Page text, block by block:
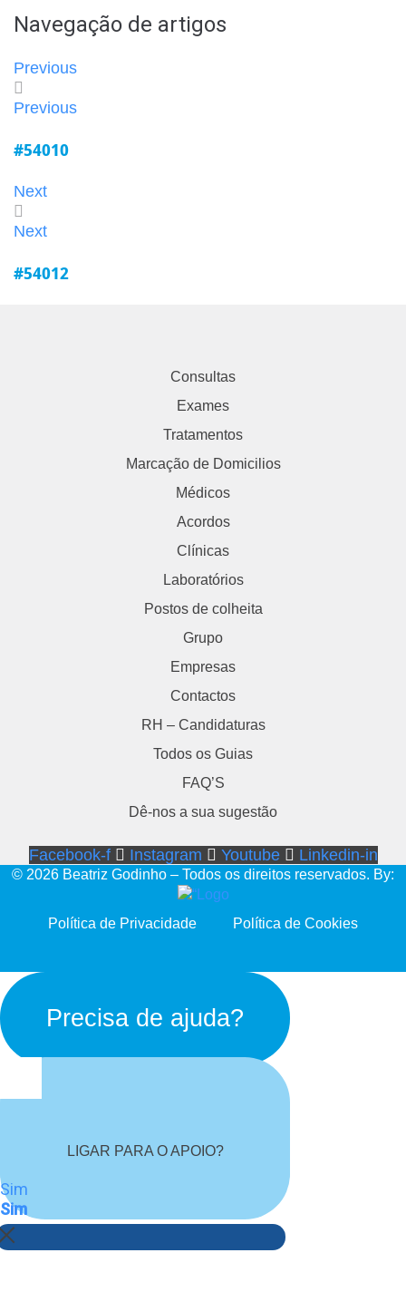
Navegação de artigos
Previous
Previous
#54010
Next
Next
#54012
Consultas
Exames
Tratamentos
Marcação de Domicilios
Médicos
Acordos
Clínicas
Laboratórios
Postos de colheita
Grupo
Empresas
Contactos
RH – Candidaturas
Todos os Guias
FAQ’S
Dê-nos a sua sugestão
Facebook-f Instagram Youtube Linkedin-in
© 2026 Beatriz Godinho – Todos os direitos reservados. By:
Política de Privacidade Política de Cookies
Precisa de ajuda?
LIGAR PARA O APOIO?
Sim
Sim